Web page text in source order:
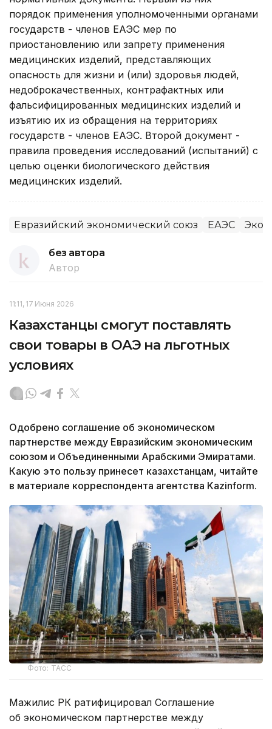
порядок применения уполномоченными органами
государств - членов ЕАЭС мер по
приостановлению или запрету применения
медицинских изделий, представляющих
опасность для жизни и (или) здоровья людей,
недоброкачественных, контрафактных или
фальсифицированных медицинских изделий и
изъятию их из обращения на территориях
государств - членов ЕАЭС. Второй документ -
правила проведения исследований (испытаний) с
целью оценки биологического действия
медицинских изделий.
Евразийский экономический союз ЕАЭС
без автора
Автор
11:11, 17 Июня 2026
Казахстанцы смогут поставлять
свои товары в ОАЭ на льготных
условиях
Одобрено соглашение об экономическом
партнерстве между Евразийским экономическим
союзом и Объединенными Арабскими Эмиратами.
Какую это пользу принесет казахстанцам, читайте
в материале корреспондента агентства Kazinform.
Фото: ТАСС
Мажилис РК ратифицировал Соглашение
об экономическом партнерстве между